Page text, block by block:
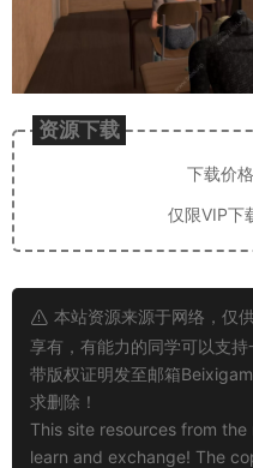
资源下载
下载价格
仅限VIP下
本站资源来源于网络，仅
享有，有能力的同学可以支
带版权证明发至邮箱
求删除！
This site resources from
learn and exchange! The